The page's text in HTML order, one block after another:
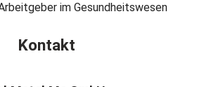
im Gesundheitswesen
Kontakt